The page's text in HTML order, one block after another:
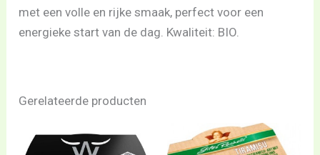
met een volle en rijke smaak, perfect voor een
energieke start van de dag. Kwaliteit: BIO.
Gerelateerde producten